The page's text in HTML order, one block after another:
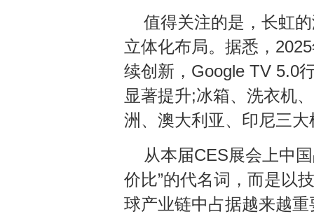
值得关注的是，长虹
立体化布局。据悉，
续创新，Google TV 5.0
显著提升;冰箱、洗衣机
洲、澳大利亚、印尼三
从本届CES展会上中
价比”的代名词，而是以
球产业链中占据越来越